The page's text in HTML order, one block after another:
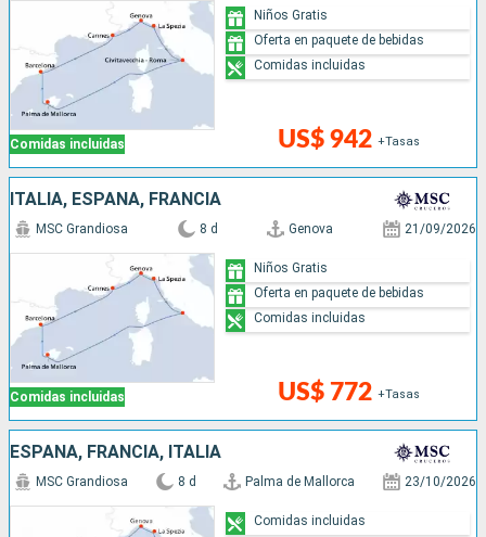
Comidas incluidas US$ 942 +Tasas
Niños Gratis
Oferta en paquete de bebidas
Comidas incluidas
ITALIA, ESPAÑA, FRANCIA
Comidas incluidas
MSC Grandiosa 8 d Genova 21/09/2026
US$ 772 +Tasas
Niños Gratis
Oferta en paquete de bebidas
Comidas incluidas
ESPAÑA, FRANCIA, ITALIA
MSC Grandiosa 8 d Palma de Mallorca 23/10/2026
Comidas incluidas